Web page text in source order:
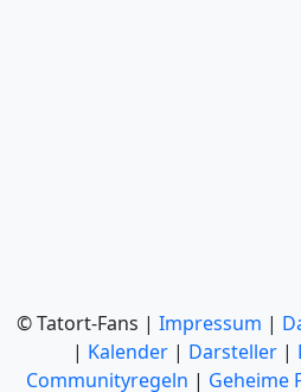
© Tatort-Fans | Impressum |
| Kalender | Darsteller |
Communityregeln | Geheime